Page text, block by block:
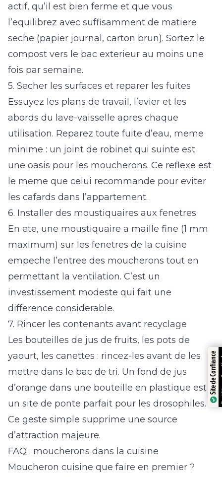
actif, qu’il est bien ferme et que vous
l’equilibrez avec suffisamment de matiere
seche (papier journal, carton brun). Sortez le
compost vers le bac exterieur au moins une
fois par semaine.
5. Secher les surfaces et reparer les fuites
Essuyez les plans de travail, l’evier et les
abords du lave-vaisselle apres chaque
utilisation. Reparez toute fuite d’eau, meme
minime : un joint de robinet qui suinte est
une oasis pour les moucherons. Ce reflexe est
le meme que celui recommande pour eviter
les cafards dans l’appartement.
6. Installer des moustiquaires aux fenetres
En ete, une moustiquaire a maille fine (1 mm
maximum) sur les fenetres de la cuisine
empeche l’entree des moucherons tout en
permettant la ventilation. C’est un
investissement modeste qui fait une
difference considerable.
7. Rincer les contenants avant recyclage
Les bouteilles de jus de fruits, les pots de
yaourt, les canettes : rincez-les avant de les
mettre dans le bac de tri. Un fond de jus
d’orange dans une bouteille en plastique est
un site de ponte parfait pour les drosophiles.
Ce geste simple supprime une source
d’attraction majeure.
FAQ : moucherons dans la cuisine
Moucheron cuisine que faire en premier ?
Site de ConfianceCertifié par:
Trustindex